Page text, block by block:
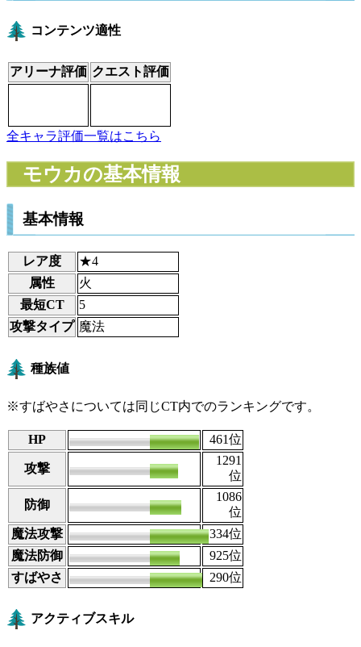
コンテンツ適性
アリーナ評価 クエスト評価
全キャラ評価一覧はこちら
モウカの基本情報
基本情報
レア度
★4
属性
火
最短CT
5
攻撃タイプ 魔法
種族値
※すばやさについては同じCT内でのランキングです。
HP 115 461位
攻撃 65
1291
位
防御 81
1086
位
魔法攻撃
130 334位
魔法防御
85 925位
すばやさ
100 290位
アクティブスキル